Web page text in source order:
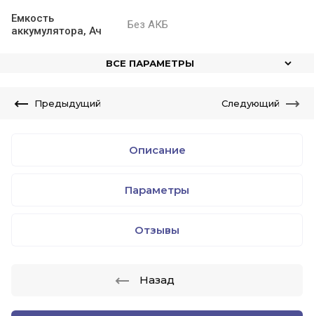
Емкость
аккумулятора, Ач
Без АКБ
ВСЕ ПАРАМЕТРЫ
Предыдущий Следующий
Описание
Параметры
Отзывы
Назад